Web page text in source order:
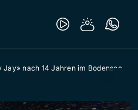
nach 14 Jahren im Bodensee